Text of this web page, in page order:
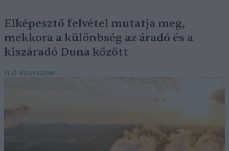
Elképesztő felvétel mutatja meg,
mekkora a különbség az áradó és a
kiszáradó Duna között
ÉLŐ BOLYGÓNK